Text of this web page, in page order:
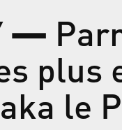
—
plus
le